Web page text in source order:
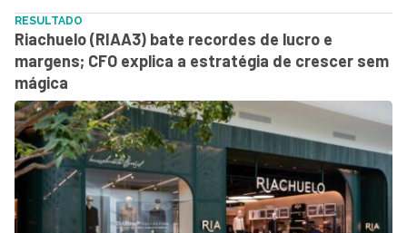
RESULTADO
Riachuelo (RIAA3) bate recordes de lucro e
margens; CFO explica a estratégia de crescer sem
mágica